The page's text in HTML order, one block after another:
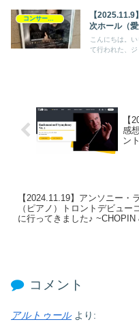
【
次ホール（愛
こんにちは。
て行われた、ジ
【
感
ン
【2024.11.19】アンソニー・
（ピアノ）トロントデビュー
に行ってきました♪ ~CHOPIN
コメント
アルトゥール より: